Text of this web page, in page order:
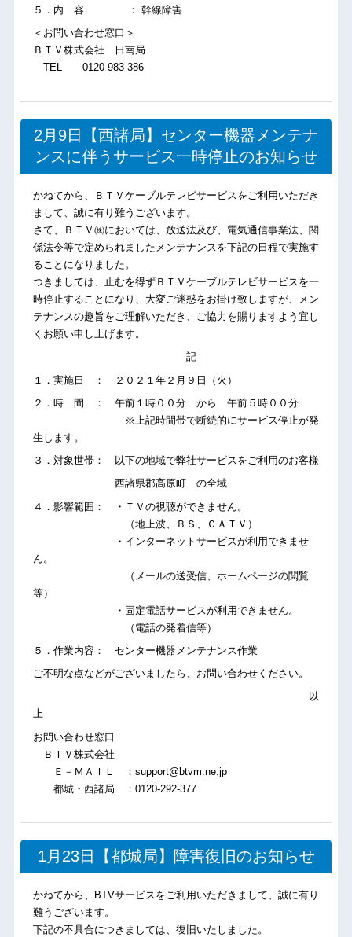
５．内 容 ： 幹線障害
＜お問い合わせ窓口＞
ＢＴＶ株式会社 日南局
TEL 0120-983-386
2月9日【西諸局】センター機器メンテナ
ンスに伴うサービス一時停止のお知らせ
かねてから、ＢＴＶケーブルテレビサービスをご利用いただき
まして、誠に有り難うございます。
さて、ＢＴＶ㈱においては、放送法及び、電気通信事業法、関
係法令等で定められましたメンテナンスを下記の日程で実施す
ることになりました。
つきましては、止むを得ずＢＴＶケーブルテレビサービスを一
時停止することになり、大変ご迷惑をお掛け致しますが、メン
テナンスの趣旨をご理解いただき、ご協力を賜りますよう宜し
くお願い申し上げます。
記
１．実施日 ： ２０２１年２月９日（火）
２．時 間 ： 午前１時００分 から 午前５時００分
※上記時間帯で断続的にサービス停止が発
生します。
３．対象世帯： 以下の地域で弊社サービスをご利用のお客様
西諸県郡高原町 の全域
４．影響範囲： ・ＴＶの視聴ができません。
（地上波、ＢＳ、ＣＡＴＶ）
・インターネットサービスが利用できませ
ん。
（メールの送受信、ホームページの閲覧
等）
・固定電話サービスが利用できません。
（電話の発着信等）
５．作業内容： センター機器メンテナンス作業
ご不明な点などがございましたら、お問い合わせください。
以
上
お問い合わせ窓口
ＢＴＶ株式会社
Ｅ－ＭＡＩＬ ：support@btvm.ne.jp
都城・西諸局 ：0120-292-377
1月23日【都城局】障害復旧のお知らせ
かねてから、BTVサービスをご利用いただきまして、誠に有り
難うございます。
下記の不具合につきましては、復旧いたしました。